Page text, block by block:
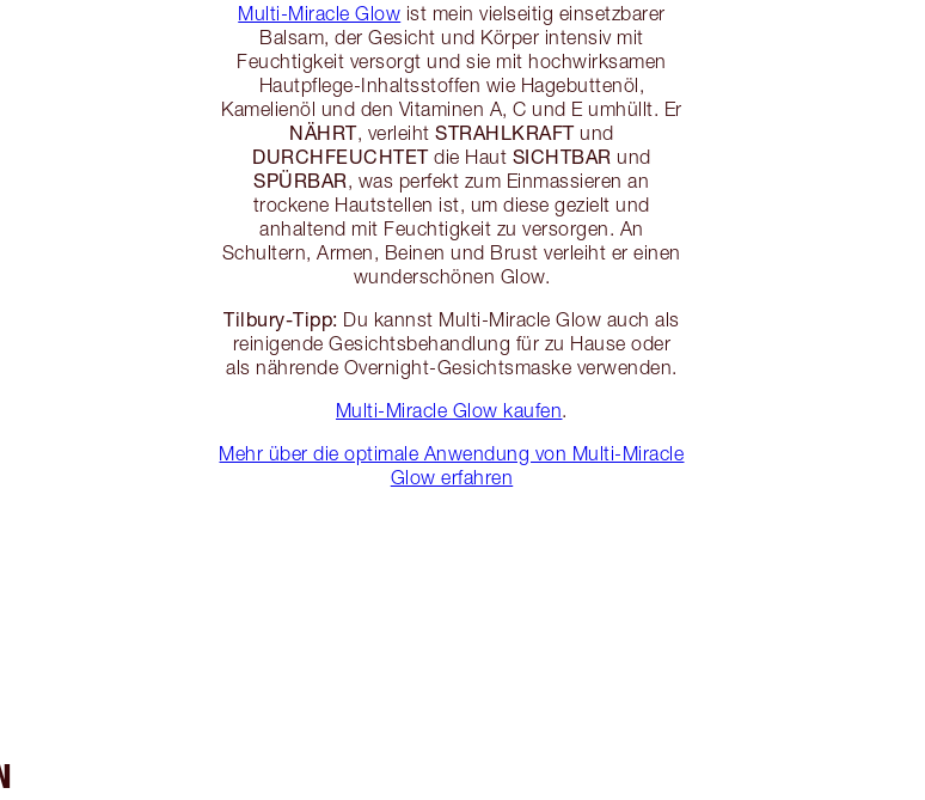
Multi-Miracle Glow ist mein vielseitig einsetzbarer
Balsam, der Gesicht und Körper intensiv mit
Feuchtigkeit versorgt und sie mit hochwirksamen
Hautpflege-Inhaltsstoffen wie Hagebuttenöl,
Kamelienöl und den Vitaminen A, C und E umhüllt. Er
NÄHRT, verleihtSTRAHLKRAFTund
DURCHFEUCHTETdie Haut SICHTBAR und
SPÜRBAR, was perfekt zum Einmassieren an
trockene Hautstellen ist, um diese gezielt und
anhaltend mit Feuchtigkeit zu versorgen. An
Schultern, Armen, Beinen und Brust verleiht er einen
wunderschönen Glow.
Tilbury-Tipp: Du kannst Multi-Miracle Glow auch als
reinigende Gesichtsbehandlung für zu Hause oder
als nährende Overnight-Gesichtsmaske verwenden.
Multi-Miracle Glow kaufen.
Mehr über die optimale Anwendung von Multi-Miracle
Glow erfahren